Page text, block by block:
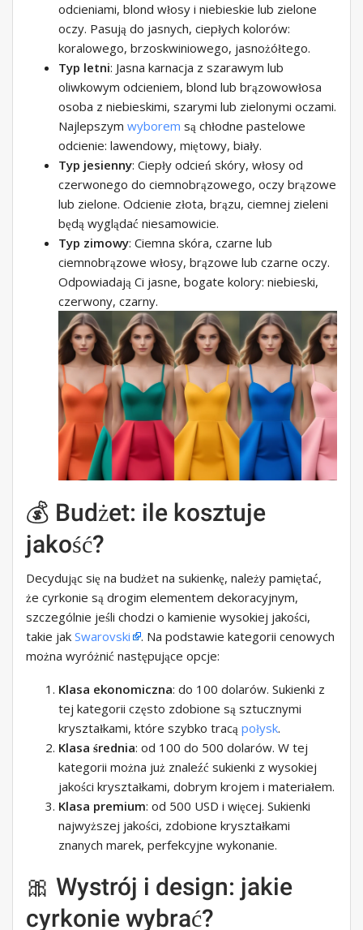
odcieniami, blond włosy i niebieskie lub zielone
oczy. Pasują do jasnych, ciepłych kolorów:
koralowego, brzoskwiniowego, jasnożółtego.
Typ letni: Jasna karnacja z szarawym lub
oliwkowym odcieniem, blond lub brązowowłosa
osoba z niebieskimi, szarymi lub zielonymi oczami.
Najlepszym wyborem są chłodne pastelowe
odcienie: lawendowy, miętowy, biały.
Typ jesienny: Ciepły odcień skóry, włosy od
czerwonego do ciemnobrązowego, oczy brązowe
lub zielone. Odcienie złota, brązu, ciemnej zieleni
będą wyglądać niesamowicie.
Typ zimowy: Ciemna skóra, czarne lub
ciemnobrązowe włosy, brązowe lub czarne oczy.
Odpowiadają Ci jasne, bogate kolory: niebieski,
czerwony, czarny.
💰 Budżet: ile kosztuje
jakość?
Decydując się na budżet na sukienkę, należy pamiętać,
że cyrkonie są drogim elementem dekoracyjnym,
szczególnie jeśli chodzi o kamienie wysokiej jakości,
takie jak Swarovski
. Na podstawie kategorii cenowych
można wyróżnić następujące opcje:
Klasa ekonomiczna: do 100 dolarów. Sukienki z
tej kategorii często zdobione są sztucznymi
kryształkami, które szybko tracą połysk.
Klasa średnia: od 100 do 500 dolarów. W tej
kategorii można już znaleźć sukienki z wysokiej
jakości kryształkami, dobrym krojem i materiałem.
Klasa premium: od 500 USD i więcej. Sukienki
najwyższej jakości, zdobione kryształkami
znanych marek, perfekcyjne wykonanie.
🎀 Wystrój i design: jakie
cyrkonie wybrać?